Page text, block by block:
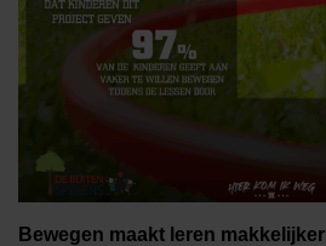
Bewegen maakt leren makkelijker